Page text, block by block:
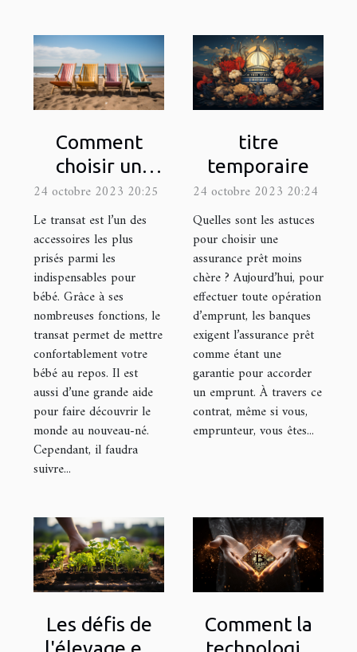
Comment
choisir un
transat ?
24 octobre 2023 20:25
Le transat est l’un des
accessoires les plus
prisés parmi les
indispensables pour
bébé. Grâce à ses
nombreuses fonctions, le
transat permet de mettre
confortablement votre
bébé au repos. Il est
aussi d’une grande aide
pour faire découvrir le
monde au nouveau-né.
Cependant, il faudra
suivre...
titre
temporaire
24 octobre 2023 20:24
Quelles sont les astuces
pour choisir une
assurance prêt moins
chère ? Aujourd’hui, pour
effectuer toute opération
d’emprunt, les banques
exigent l’assurance prêt
comme étant une
garantie pour accorder
un emprunt. À travers ce
contrat, même si vous,
emprunteur, vous êtes...
Les défis de
Comment la